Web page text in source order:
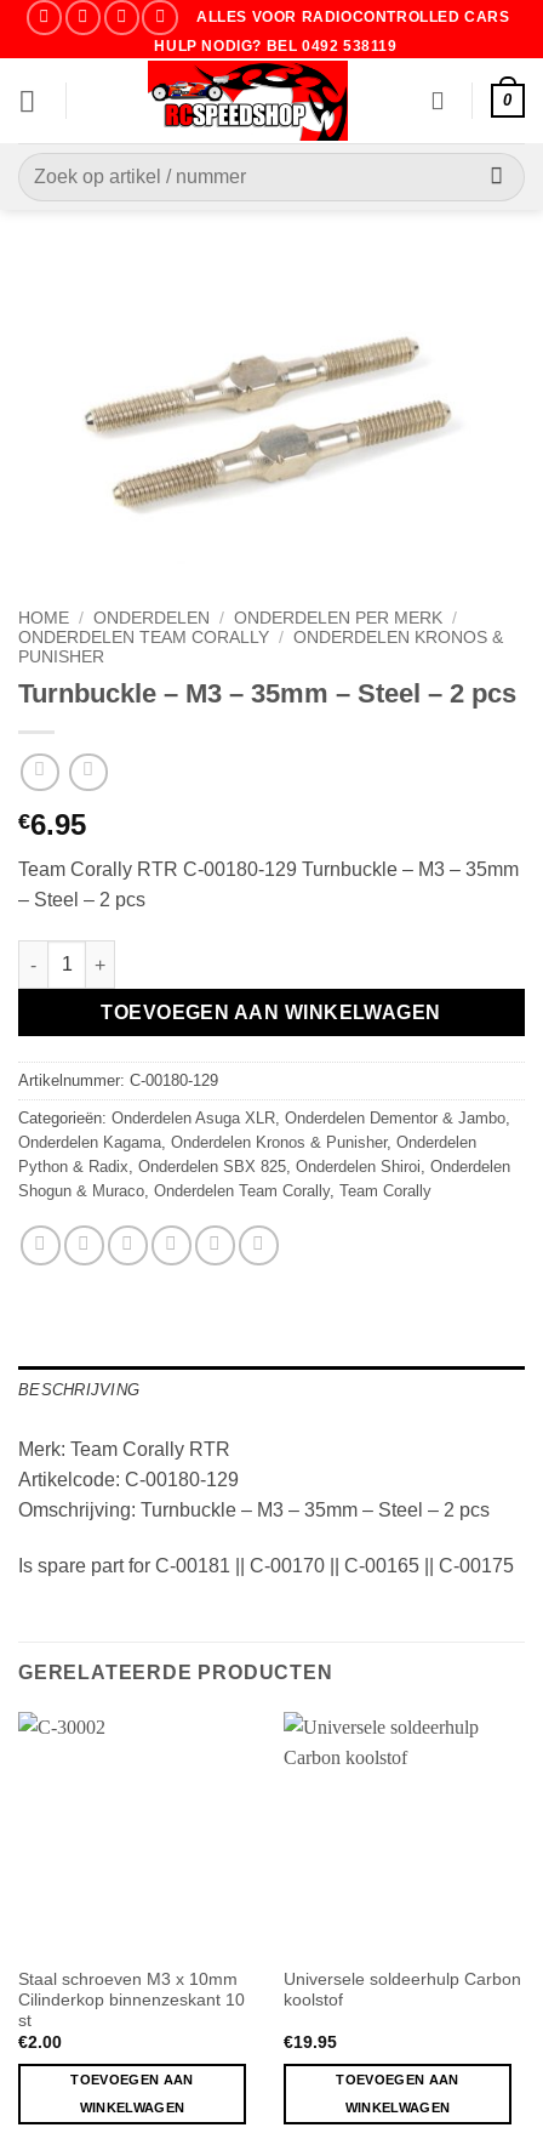
ALLES VOOR RADIOCONTROLLED CARS
HULP NODIG? BEL 0492 538119
0
Zoeken
naar:
HOME / ONDERDELEN / ONDERDELEN PER MERK /
ONDERDELEN TEAM CORALLY / ONDERDELEN KRONOS &
PUNISHER
Turnbuckle – M3 – 35mm – Steel – 2 pcs
€6.95
Team Corally RTR C-00180-129 Turnbuckle – M3 – 35mm
– Steel – 2 pcs
Turnbuckle - M3 - 35mm - Steel - 2 pcs aantal
TOEVOEGEN AAN WINKELWAGEN
Artikelnummer: C-00180-129
Categorieën: Onderdelen Asuga XLR Onderdelen Dementor & Jambo
Onderdelen Kagama Onderdelen Kronos & Punisher, Onderdelen
Python & Radix Onderdelen SBX 825 Onderdelen Shiroi Onderdelen
Shogun & Muraco Onderdelen Team Corally, Team Corally
BESCHRIJVING
Merk: Team Corally RTR
Artikelcode: C-00180-129
Omschrijving: Turnbuckle – M3 – 35mm – Steel – 2 pcs
Is spare part for C-00181 || C-00170 || C-00165 || C-00175
GERELATEERDE PRODUCTEN
Staal schroeven M3 x 10mm
Cilinderkop binnenzeskant 10
st
€2.00
TOEVOEGEN AAN
WINKELWAGEN
Universele soldeerhulp Carbon
koolstof
€19.95
TOEVOEGEN AAN
WINKELWAGEN